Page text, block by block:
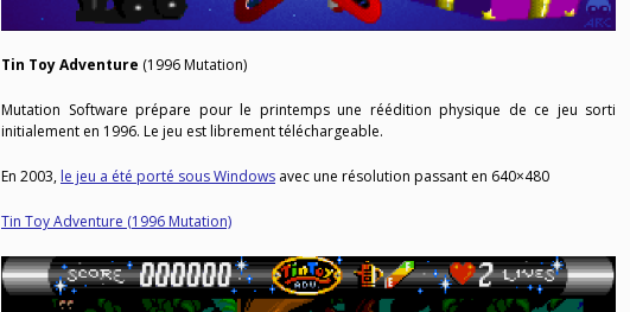
Tin Toy Adventure (1996 Mutation)
Mutation Software prépare pour le printemps une réédition physique de ce jeu sorti
initialement en 1996. Le jeu est librement téléchargeable.
En 2003, le jeu a été porté sous Windows avec une résolution passant en 640×480
Tin Toy Adventure (1996 Mutation)